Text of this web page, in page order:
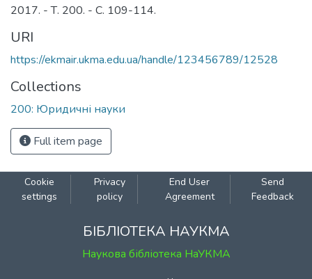
2017. - Т. 200. - С. 109-114.
URI
https://ekmair.ukma.edu.ua/handle/123456789/12528
Collections
200: Юридичні науки
Full item page
Cookie
settings
Privacy
policy
End User
Agreement
Send
Feedback
БІБЛІОТЕКА НАУКМА
Наукова бібліотека НаУКМА